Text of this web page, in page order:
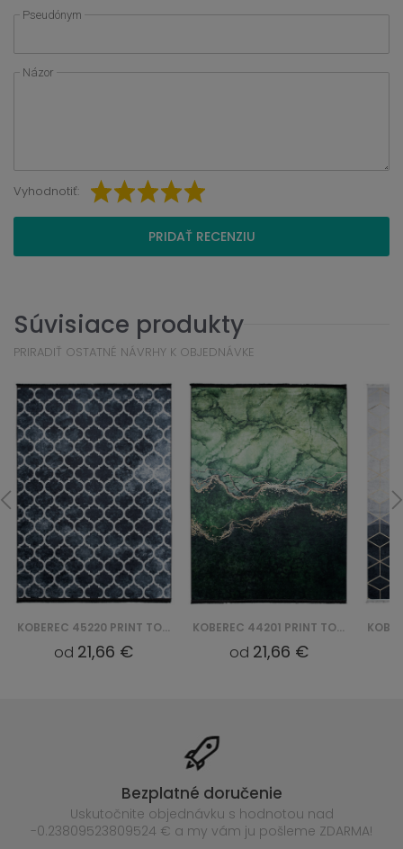
Pseudónym
Názor
Vyhodnotiť:
PRIDAŤ RECENZIU
Súvisiace produkty
PRIRADIŤ OSTATNÉ NÁVRHY K OBJEDNÁVKE
KOBEREC 44201 PRINT TOSCANA
od 21,66 €
KOBEREC 29340 PRINT TOSCANA
od 21,66 €
Bezplatné doručenie
Uskutočnite objednávku s hodnotou nad
-0.23809523809524 € a my vám ju pošleme ZDARMA!